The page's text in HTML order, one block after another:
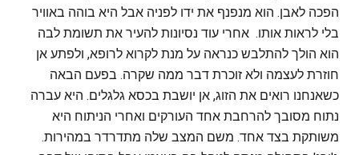
הפכה לאבן. הוא מנפנף את ידו לפניה אבל היא בוהה באוויר
בלי לראות אותו. אחרי עוד נסיונות להעיר את תשומת לבה
הוא הולך להתלבש כנראה על מנת לקרוא לרופא, ולפתע אן
חוזרת לעצמה ולא זוכרת דבר ממה שקרה. בפעם הבאה
כשאנחנו רואים את הזוג, אן יושבת בכסא גלגלים. היא עברה
נתוח מסובך להרחבת אחד העורקים ואחרי הניתוח היא
משותקת בצד אחד. משם המצב שלה מתדרדר במהירות.